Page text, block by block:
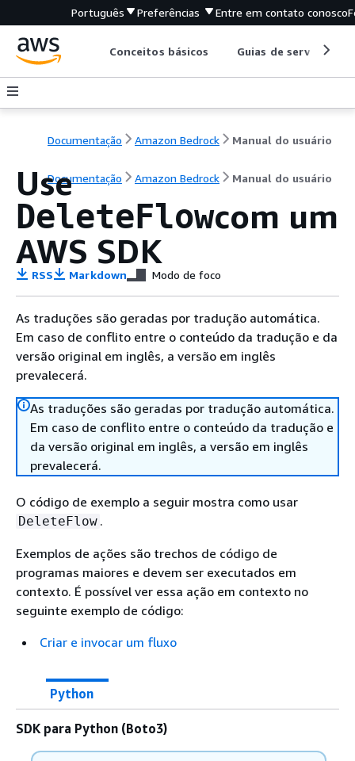
Português Preferências Entre em contato conosco
Conceitos básicos Guias de serviço
Documentação Amazon Bedrock Manual do usuário
Documentação Amazon Bedrock Manual do usuário
Use
DeleteFlowcom um
AWS SDK
RSS Markdown Modo de foco
As traduções são geradas por tradução automática.
Em caso de conflito entre o conteúdo da tradução e da
versão original em inglês, a versão em inglês
prevalecerá.
As traduções são geradas por tradução automática.
Em caso de conflito entre o conteúdo da tradução e
da versão original em inglês, a versão em inglês
prevalecerá.
O código de exemplo a seguir mostra como usar
DeleteFlow .
Exemplos de ações são trechos de código de
programas maiores e devem ser executados em
contexto. É possível ver essa ação em contexto no
seguinte exemplo de código:
Criar e invocar um fluxo
Python
SDK para Python (Boto3)